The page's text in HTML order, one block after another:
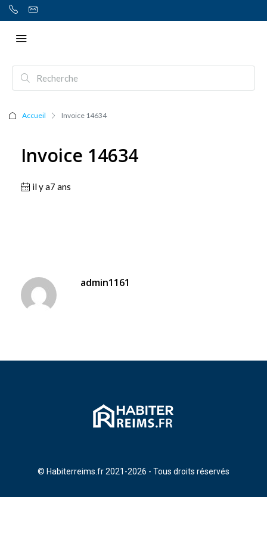
Accueil Invoice 14634
Invoice 14634
il y a7 ans
admin1161
© Habiterreims.fr 2021-2026 - Tous droits réservés